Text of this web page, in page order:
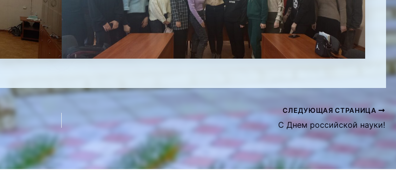
СЛЕДУЮЩАЯ СТРАНИЦА
С Днем российской науки!